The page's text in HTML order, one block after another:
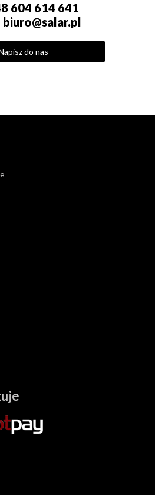
604 614 641
biuro@salar.pl
do nas